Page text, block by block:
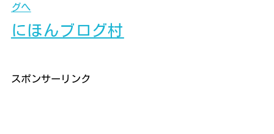
にほんブログ村
スポンサーリンク